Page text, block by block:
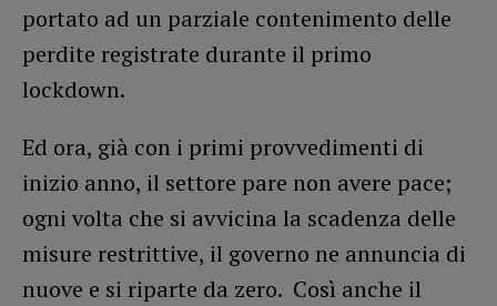
portato ad un parziale contenimento delle
perdite registrate durante il primo
lockdown.
Ed ora, già con i primi provvedimenti di
inizio anno, il settore pare non avere pace;
ogni volta che si avvicina la scadenza delle
misure restrittive, il governo ne annuncia di
nuove e si riparte da zero. Così anche il